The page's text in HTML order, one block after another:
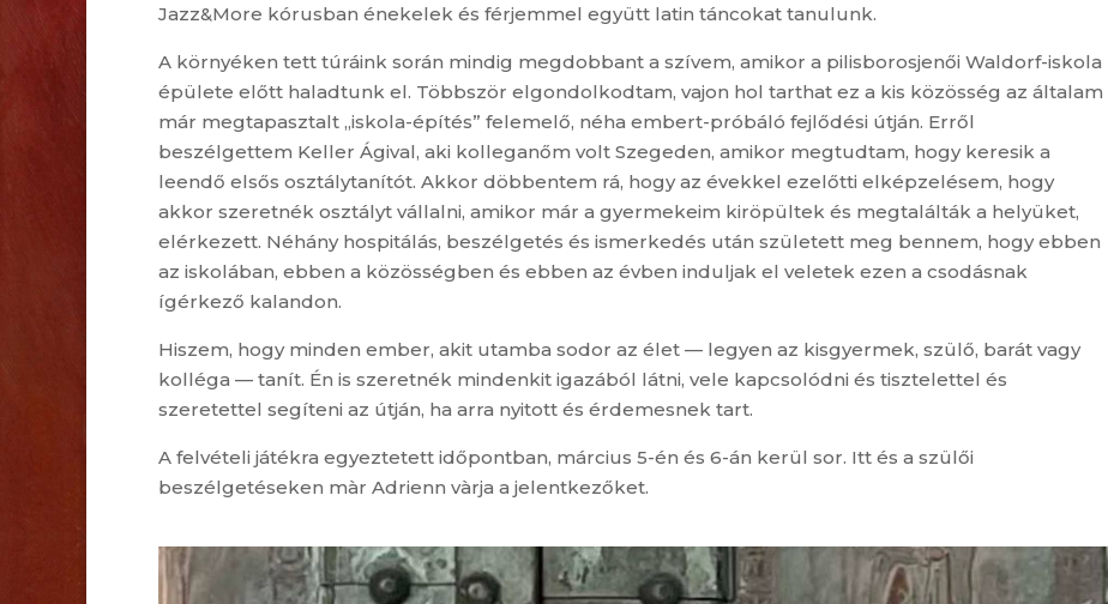
Jazz&More kórusban énekelek és férjemmel együtt latin táncokat tanulunk.
A környéken tett túráink során mindig megdobbant a szívem, amikor a pilisborosjenői Waldorf-iskola
épülete előtt haladtunk el. Többször elgondolkodtam, vajon hol tarthat ez a kis közösség az általam
már megtapasztalt „iskola-építés” felemelő, néha embert-próbáló fejlődési útján. Erről
beszélgettem Keller Ágival, aki kolleganőm volt Szegeden, amikor megtudtam, hogy keresik a
leendő elsős osztálytanítót. Akkor döbbentem rá, hogy az évekkel ezelőtti elképzelésem, hogy
akkor szeretnék osztályt vállalni, amikor már a gyermekeim kiröpültek és megtalálták a helyüket,
elérkezett. Néhány hospitálás, beszélgetés és ismerkedés után született meg bennem, hogy ebben
az iskolában, ebben a közösségben és ebben az évben induljak el veletek ezen a csodásnak
ígérkező kalandon.
Hiszem, hogy minden ember, akit utamba sodor az élet — legyen az kisgyermek, szülő, barát vagy
kolléga — tanít. Én is szeretnék mindenkit igazából látni, vele kapcsolódni és tisztelettel és
szeretettel segíteni az útján, ha arra nyitott és érdemesnek tart.
A felvételi játékra egyeztetett időpontban, március 5-én és 6-án kerül sor. Itt és a szülői
beszélgetéseken màr Adrienn vàrja a jelentkezőket.